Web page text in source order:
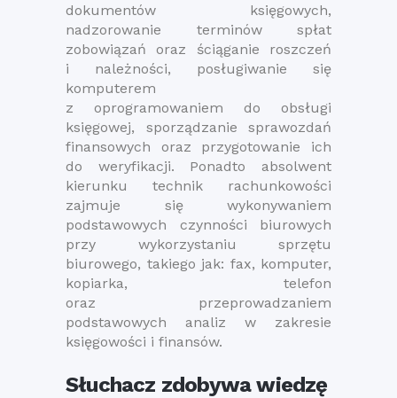
dokumentów księgowych,
nadzorowanie terminów spłat
zobowiązań oraz ściąganie roszczeń
i należności, posługiwanie się
komputerem
z oprogramowaniem do obsługi
księgowej, sporządzanie sprawozdań
finansowych oraz przygotowanie ich
do weryfikacji. Ponadto absolwent
kierunku technik rachunkowości
zajmuje się wykonywaniem
podstawowych czynności biurowych
przy wykorzystaniu sprzętu
biurowego, takiego jak: fax, komputer,
kopiarka, telefon
oraz przeprowadzaniem
podstawowych analiz w zakresie
księgowości i finansów.
Słuchacz zdobywa wiedzę